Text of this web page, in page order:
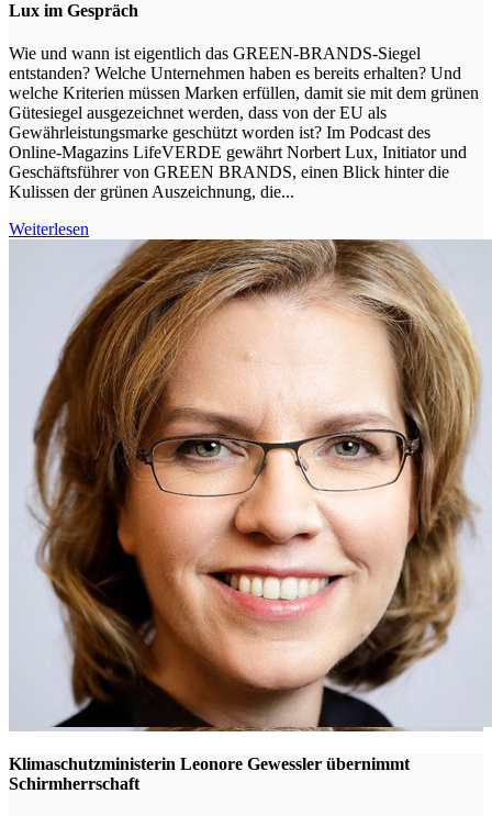
Lux im Gespräch
Wie und wann ist eigentlich das GREEN-BRANDS-Siegel
entstanden? Welche Unternehmen haben es bereits erhalten? Und
welche Kriterien müssen Marken erfüllen, damit sie mit dem grünen
Gütesiegel ausgezeichnet werden, dass von der EU als
Gewährleistungsmarke geschützt worden ist? Im Podcast des
Online-Magazins LifeVERDE gewährt Norbert Lux, Initiator und
Geschäftsführer von GREEN BRANDS, einen Blick hinter die
Kulissen der grünen Auszeichnung, die...
Weiterlesen
Klimaschutzministerin Leonore Gewessler übernimmt
Schirmherrschaft